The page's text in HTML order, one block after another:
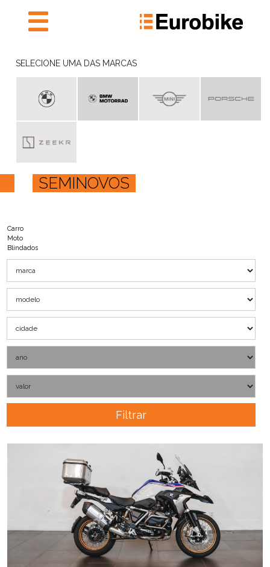
PRONTA ENTREGA
PRONTA ENTREGA
AGENDAR SERVIÇOS
EUROBIKE RECHARGE
SELECIONE UMA DAS MARCAS
SEMINOVOS
Carro
Moto
Blindados
Filtrar